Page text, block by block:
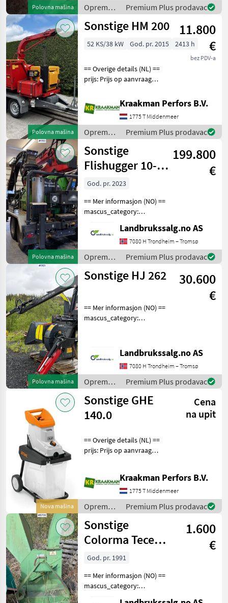
Polovna mašina
for more images Spe
Oprema
za šumu i
obradu
Sonstige
Premium Plus prodavac
Polovna mašina
Sonstige HM 200
11.800
€
bez PDV-a
52 KS/38 kW God. pr. 2015 2413 h
== Overige details (NL) ==
prijs: Prijs op aanvraag
Dücker HM 200 Hatz-diesel
motor Kenteken jaar 2015
2413 uur De Dücker HM 200
is een zw
Kraakman Perfors B.V.
1775 T Middenmeer
Oprema
za šumu i
obradu
drveta /
Sonstige
Premium Plus prodavac
Polovna mašina
Sonstige
Flishugger 10-
500KTL
199.800
€
God. pr. 2023
== Mer informasjon (NO) ==
mascus_category:
provide reference number
upon request: 9113 See
en.landbrukssalg.no/9113
for more images Spe
Landbrukssalg.no AS
7080 H Trondheim – Tromsø
Oprema
za šumu i
obradu
Premium Plus prodavac
Polovna mašina
Sonstige HJ 262
30.600
€
== Mer informasjon (NO) ==
mascus_category:
upon request: 9101 See
en.landbrukssalg.no/9101
for more images Spe
Landbrukssalg.no AS
7080 H Trondheim – Tromsø
Oprema
za šumu i
obradu
drveta /
Sonstige
Premium Plus prodavac
Nova mašina
Sonstige GHE
140.0
Cena
na upit
== Overige details (NL) ==
prijs: Prijs op aanvraag
Ematic-systeem
Geluidsdrukniveau 85 dB(A)
Geluidsvermogenniv
Kraakman Perfors B.V.
1775 T Middenmeer
Oprema
za šumu i
obradu
drveta /
Sonstige
Premium Plus prodavac
Sonstige
Colorma Tece
480-4
1.600
€
God. pr. 1991
== Mer informasjon (NO) ==
mascus_category: